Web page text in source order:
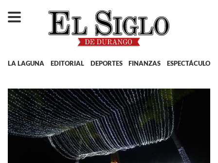
LA LAGUNA EDITORIAL DEPORTES FINANZAS ESPECTÁCULOS